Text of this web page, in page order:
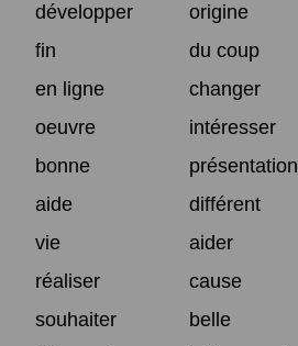
développer
origine
fin
du coup
en ligne
changer
oeuvre
intéresser
bonne
présentation
aide
différent
vie
aider
réaliser
cause
souhaiter
belle